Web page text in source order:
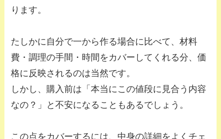
ります。
たしかに自分で一から作る場合に比べて、材料
費・調理の手間・時間をカバーしてくれる分、価
格に反映されるのは当然です。
しかし、購入前は「本当にこの値段に見合う内容
なの？」と不安になることもあるでしょう。
この点をカバーするには、中身の詳細をよくチェ